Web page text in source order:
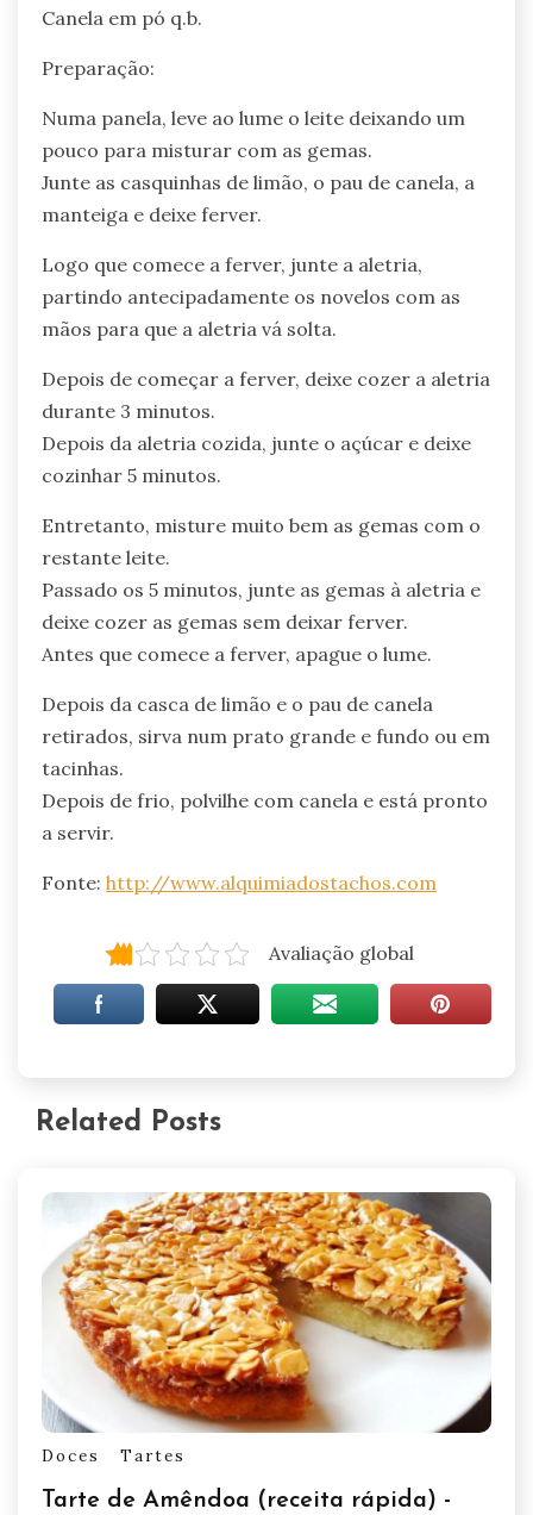
Canela em pó q.b.
Preparação:
Numa panela, leve ao lume o leite deixando um
pouco para misturar com as gemas.
Junte as casquinhas de limão, o pau de canela, a
manteiga e deixe ferver.
Logo que comece a ferver, junte a aletria,
partindo antecipadamente os novelos com as
mãos para que a aletria vá solta.
Depois de começar a ferver, deixe cozer a aletria
durante 3 minutos.
Depois da aletria cozida, junte o açúcar e deixe
cozinhar 5 minutos.
Entretanto, misture muito bem as gemas com o
restante leite.
Passado os 5 minutos, junte as gemas à aletria e
deixe cozer as gemas sem deixar ferver.
Antes que comece a ferver, apague o lume.
Depois da casca de limão e o pau de canela
retirados, sirva num prato grande e fundo ou em
tacinhas.
Depois de frio, polvilhe com canela e está pronto
a servir.
Fonte: http://www.alquimiadostachos.com
Avaliação global
Related Posts
Doces Tartes
Tarte de Amêndoa (receita rápida) -